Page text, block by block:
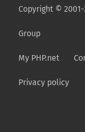
Copyright ©
Group
My PHP.net
Privacy policy